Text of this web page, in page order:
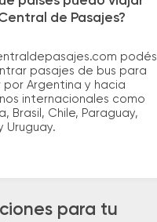
de Pasajes?
podés
pasajes de bus para
por Argentina y hacia
internacionales como
Brasil, Chile, Paraguay,
Uruguay.
para tu